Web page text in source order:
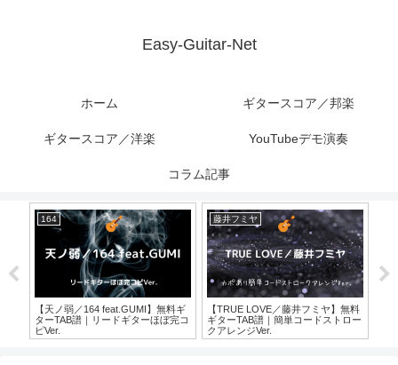
Easy-Guitar-Net
ホーム ギタースコア／邦楽
ギタースコア／洋楽 YouTubeデモ演奏
コラム記事
164
【天ノ弱／164 feat.GUMI】無料ギ
ターTAB譜｜リードギターほぼ完コ
ピVer.
藤井フミヤ
【TRUE LOVE／藤井フミヤ】無料
ギターTAB譜｜簡単コードストロー
クアレンジVer.